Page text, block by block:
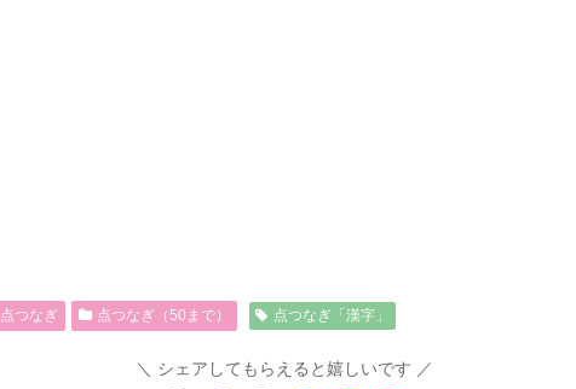
点つなぎ 点つなぎ（50まで） 点つなぎ「漢字」
シェアしてもらえると嬉しいです